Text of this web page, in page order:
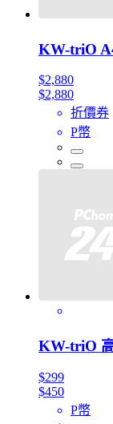
KW-triO
$2,880
$2,880
折價券
P幣
KW-triO
$299
$450
P幣